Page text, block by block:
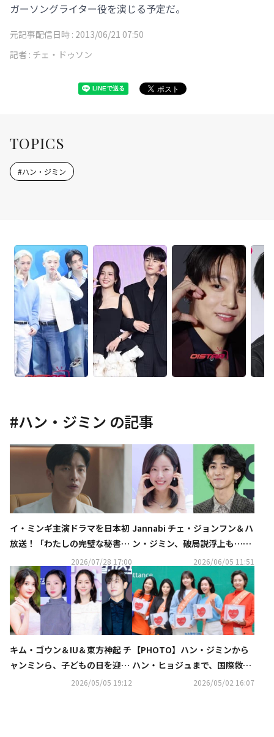
ガーソングライター役を演じる予定だ。
元記事配信日時 : 2013/06/21 07:50
記者 : チェ・ドゥソン
TOPICS
#ハン・ジミン
#ハン・ジミン の記事
イ・ミンギ主演ドラマを日本初
放送！「わたしの完璧な秘書」
やJAEJOONG、SEVENTEENの
出演番組も…8月のCS衛星劇場
2026/07/28 17:00
Jannabi チェ・ジョンフン＆ハ
ン・ジミン、破局説浮上も…所
2026/06/05 11:51
キム・ゴウン＆IU＆東方神起 チ
ャンミンら、子どもの日を迎え
寄付「支援を必要とする小児患
2026/05/05 19:12
【PHOTO】ハン・ジミンから
ハン・ヒョジュまで、国際救護
団体の募金イベントに参加
2026/05/02 16:07